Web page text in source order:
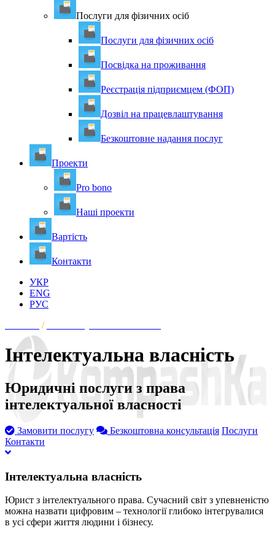
Послуги для фізичних осіб
Послуги для фізичних осіб
Посвідка на проживання
Реєстрація підприємцем (ФОП)
Дозвіл на працевлаштування
Безкоштовне надання послуг
Проекти
Pro bono
Наші проекти
Вартість
Контакти
УКР
ENG
РУС
/
Інтелектуальна власність
Юридичні послуги з права
інтелектуальної власності
Замовити послугу Безкоштовна консультація Послуги
Контакти
Інтелектуальна власність
Юрист з інтелектуального права. Сучасний світ з упевненістю
можна назвати цифровим – технології глибоко інтегрувалися
в усі сфери життя людини і бізнесу.